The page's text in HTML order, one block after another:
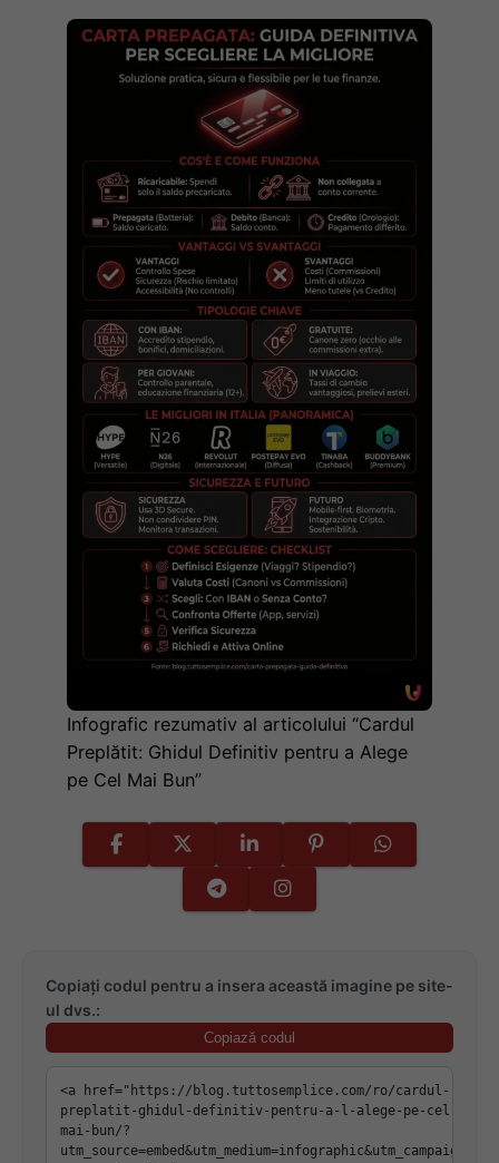
Infografic rezumativ al articolului “Cardul
Preplătit: Ghidul Definitiv pentru a Alege
pe Cel Mai Bun”
Copiați codul pentru a insera această imagine pe site-
ul dvs.:
Copiază codul